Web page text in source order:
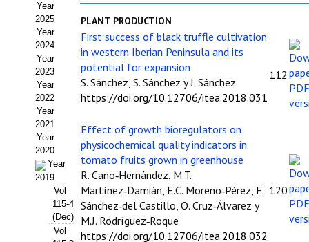
Estatutos
Hacerse socio
Noticias
Galería de Fotos
Web AIDA 2.0
REVISTA ITEA
Presentación ITEA
Equipo Editorial
Year
2025
Year
2024
Year
2023
Year
2022
Year
2021
Year
2020
Year
2019
Vol
115-4
(Dec)
Vol
PLANT PRODUCTION
First success of black truffle cultivation
in western Iberian Peninsula and its
potential for expansion
S. Sánchez, S. Sánchez y J. Sánchez
https://doi.org/10.12706/itea.2018.031
112
Effect of growth bioregulators on
physicochemical quality indicators in
tomato fruits grown in greenhouse
R. Cano‑Hernández, M.T.
Martínez‑Damián, E.C. Moreno‑Pérez, F.
Sánchez‑del Castillo, O. Cruz‑Álvarez y
M.J. Rodríguez‑Roque
https://doi.org/10.12706/itea.2018.032
120